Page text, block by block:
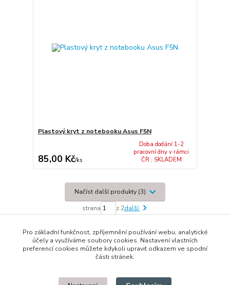
Plastový kryt z notebooku Asus F5N
85,00 Kč/ks
Doba dodání 1-2
pracovní dny v rámci
ČR , SKLADEM
Načíst další produkty (3)
strana z 2další
© 2014 - 2025 Díly pro notebooky
Pro základní funkčnost, zpříjemnění používání webu, analytické
účely a využíváme soubory cookies. Nastavení vlastních
preferencí cookies můžete kdykoli upravit odkazem ve spodní
části stránek.